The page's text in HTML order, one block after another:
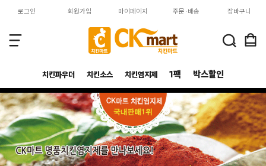
로그인 회원가입 마이페이지 주문·배송 장바구니
치킨파우더 치킨소스 치킨염지제 1팩 박스할인